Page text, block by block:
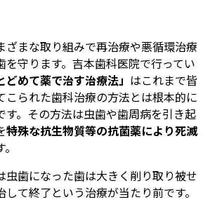
ざまな取り組みで再治療や悪循環治療
を守ります。吉本歯科医院で行ってい
どめて薬で治す治療法」 はこれまで皆
こられた歯科治療の方法とは根本的に
す。その方法は虫歯や歯周病を引き起
特殊な抗生物質等の抗菌薬により死滅
虫歯になった歯は大きく削り取り被せ
て終了という治療が当たり前です。